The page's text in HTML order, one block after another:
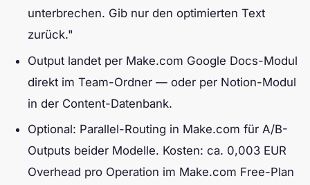
unterbrechen. Gib nur den optimierten Text
zurück."
Output landet per Make.com Google Docs-Modul
direkt im Team-Ordner — oder per Notion-Modul
in der Content-Datenbank.
Optional: Parallel-Routing in Make.com für A/B-
Outputs beider Modelle. Kosten: ca. 0,003 EUR
Overhead pro Operation im Make.com Free-Plan